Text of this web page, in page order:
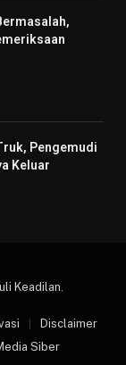
Pengemudi
Keluar
Keadilan
Disclaimer
Siber